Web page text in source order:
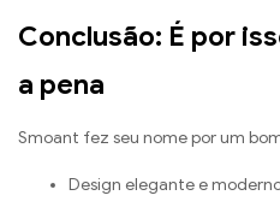
Conclusão: É por
a pena
Smoant fez seu nome por um
Design elegante e